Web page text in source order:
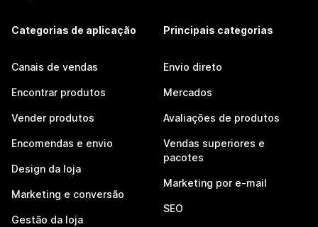
Categorias de aplicação
Canais de vendas
Encontrar produtos
Vender produtos
Encomendas e envio
Design da loja
Marketing e conversão
Gestão da loja
Principais categorias
Envio direto
Mercados
Avaliações de produtos
Vendas superiores e
pacotes
Marketing por e-mail
SEO